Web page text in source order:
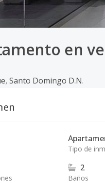
en
, Santo Domingo D.N.
Tipo de
2
Baños